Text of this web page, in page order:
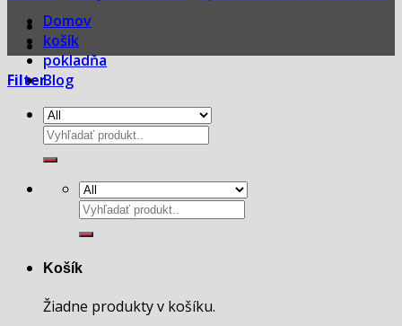
Domov
košík
pokladňa
Blog
Hľadať:
Hľadať:
Košík
Žiadne produkty v košíku.
Filter